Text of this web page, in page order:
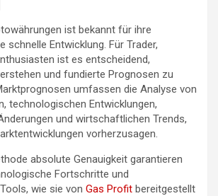
ist bekannt für ihre
schnelle Entwicklung. Für Trader,
ist es entscheidend,
und fundierte Prognosen zu
umfassen die Analyse von
technologischen Entwicklungen,
und wirtschaftlichen Trends,
vorherzusagen.
absolute Genauigkeit garantieren
Fortschritte und
wie sie von Gas Profit bereitgestellt